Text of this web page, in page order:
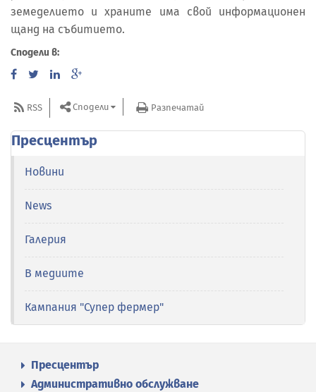
земеделието и храните има свой информационен
щанд на събитието.
Сподели в:
RSS Сподели Разпечатай
Пресцентър
Новини
News
Галерия
В медиите
Кампания "Супер фермер"
Пресцентър
Административно обслужване